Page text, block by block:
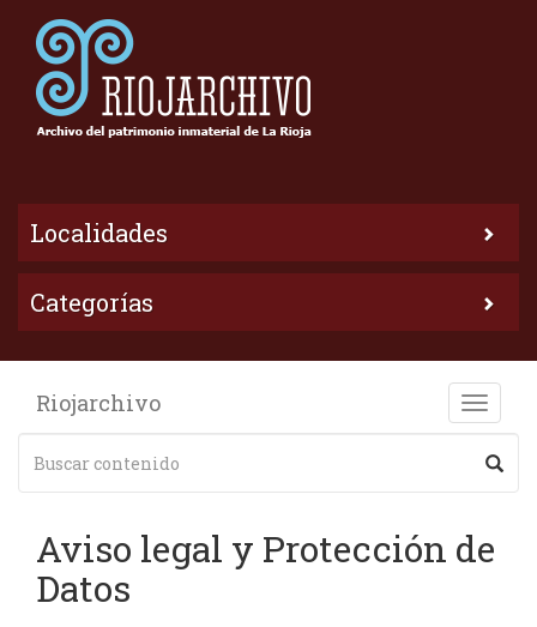
Localidades
Categorías
Toggle
Riojarchivo
Aviso legal y Protección de
Datos